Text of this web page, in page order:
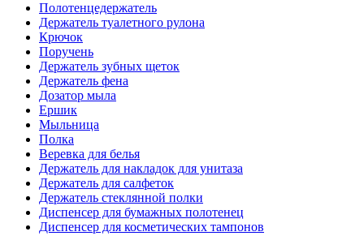
Полотенцедержатель
Держатель туалетного рулона
Крючок
Поручень
Держатель зубных щеток
Держатель фена
Дозатор мыла
Eршик
Мыльница
Полка
Веревка для белья
Держатель для накладок для унитаза
Держатель для салфеток
Держатель стеклянной полки
Диспенсер для бумажных полотенец
Диспенсер для косметических тампонов